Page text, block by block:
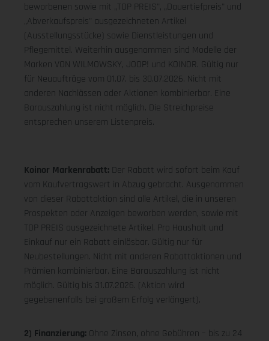
beworbenen sowie mit „TOP PREIS", „Dauertiefpreis" und
„Abverkaufspreis" ausgezeichneten Artikel
(Ausstellungsstücke) sowie Dienstleistungen und
Pflegemittel. Weiterhin ausgenommen sind Modelle der
Marken VON WILMOWSKY, JOOP! und KOINOR. Gültig nur
für Neuaufträge vom 01.07. bis 30.07.2026. Nicht mit
anderen Nachlässen oder Aktionen kombinierbar. Eine
Barauszahlung ist nicht möglich. Die Streichpreise
entsprechen unserem Listenpreis.
Koinor Markenrabatt: Der Rabatt wird sofort beim Kauf
vom Kaufvertragswert in Abzug gebracht. Ausgenommen
von dieser Rabattaktion sind alle Artikel, die in unseren
Prospekten oder Anzeigen beworben werden, sowie mit
TOP PREIS ausgezeichnete Artikel. Pro Haushalt und
Einkauf nur ein Rabatt einlösbar. Gültig nur für
Neubestellungen. Nicht mit anderen Rabattaktionen und
Prämien kombinierbar. Eine Barauszahlung ist nicht
möglich. Gültig bis 31.07.2026. (Aktion wird
gegebenenfalls bei großem Erfolg verlängert).
2) Finanzierung: Ohne Zinsen, ohne Gebühren – bis zu 24